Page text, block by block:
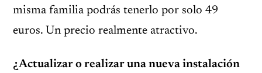
misma familia podrás tenerlo por solo 49
euros. Un precio realmente atractivo.
¿Actualizar o realizar una nueva instalación